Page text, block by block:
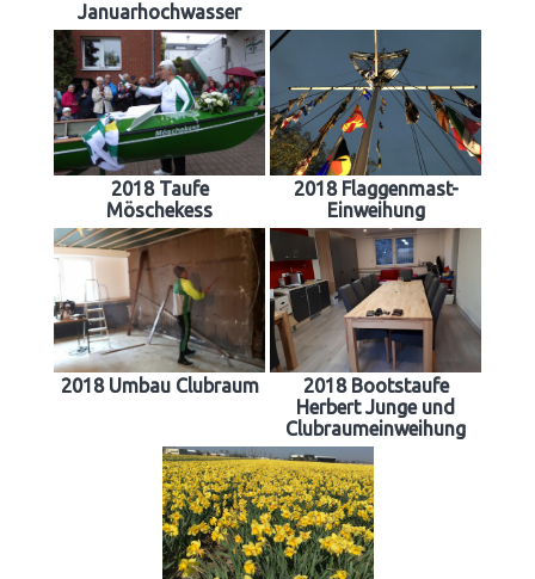
Januarhochwasser
2018 Taufe
Möschekess
2018 Flaggenmast-
Einweihung
2018 Umbau Clubraum
2018 Bootstaufe
Herbert Junge und
Clubraumeinweihung